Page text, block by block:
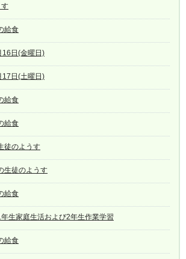
給食
16日(金曜日)
17日(土曜日)
給食
給食
徒のようす
生徒のようす
給食
生家庭生活および2年生作業学習
給食